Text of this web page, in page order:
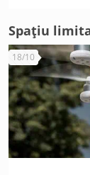
Spațiu
18/10